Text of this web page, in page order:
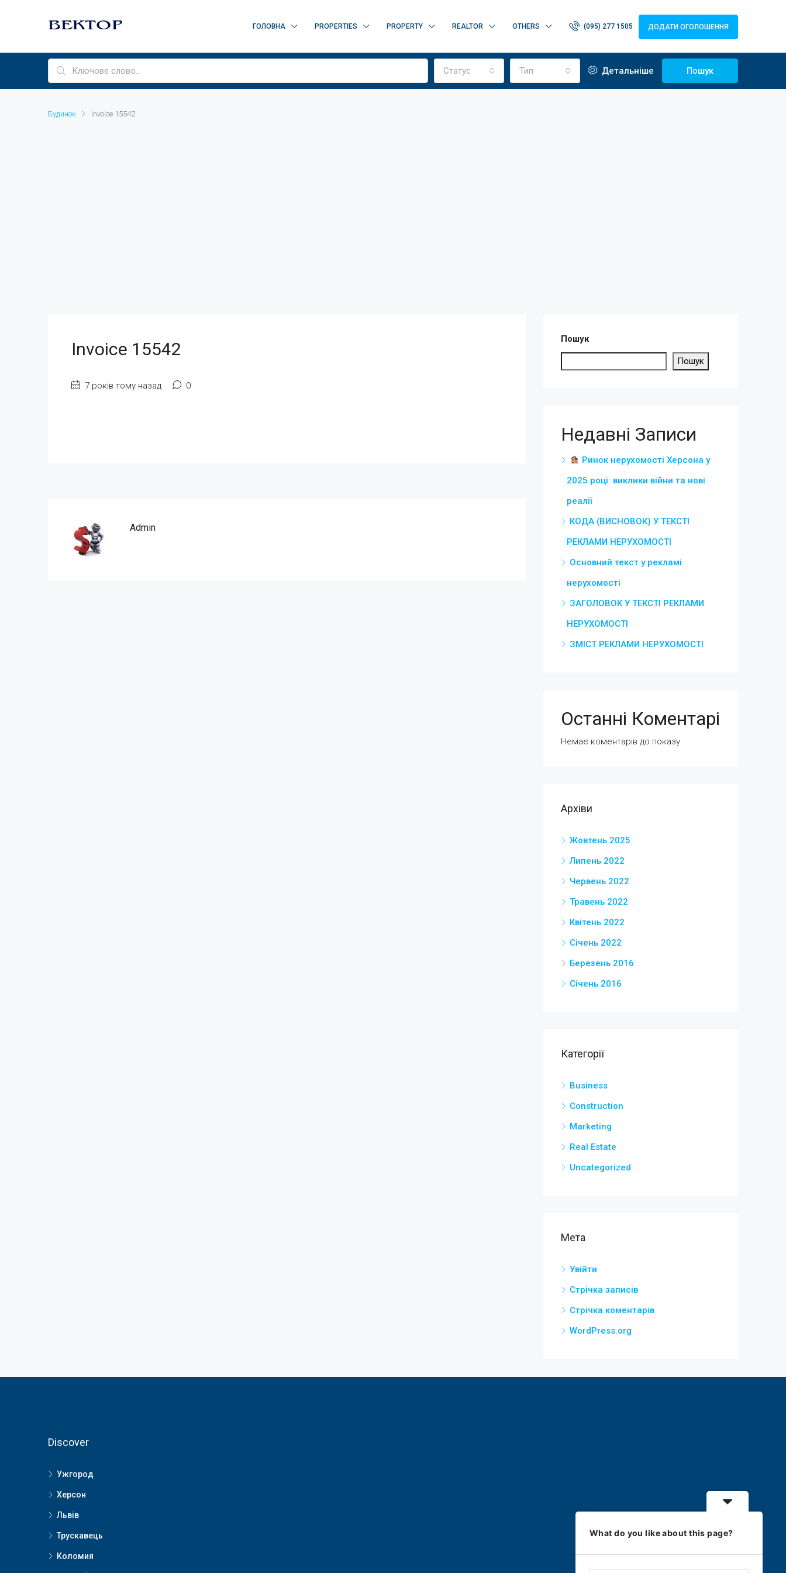
ГОЛОВНА PROPERTIES PROPERTY REALTOR OTHERS (095) 277 1505 ДОДАТИ ОГОЛОШЕННЯ
Статус Тип Детальніше Пошук
Будинок Invoice 15542
Invoice 15542
7 років тому назад 0
Admin
Пошук
Пошук
Недавні Записи
Ринок нерухомості Херсона у
2025 році: виклики війни та нові
реалії
КОДА (ВИСНОВОК) У ТЕКСТІ
РЕКЛАМИ НЕРУХОМОСТІ
Основний текст у рекламі
нерухомості
ЗАГОЛОВОК У ТЕКСТІ РЕКЛАМИ
НЕРУХОМОСТІ
ЗМІСТ РЕКЛАМИ НЕРУХОМОСТІ
Останні Коментарі
Немає коментарів до показу.
Архіви
Жовтень 2025
Липень 2022
Червень 2022
Травень 2022
Квітень 2022
Січень 2022
Березень 2016
Січень 2016
Категорії
Business
Construction
Marketing
Real Estate
Uncategorized
Мета
Увійти
Стрічка записів
Стрічка коментарів
WordPress.org
Discover
Ужгород
Херсон
Львів
Трускавець
Коломия
What do you like about this page?